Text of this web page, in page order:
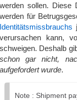
werden sollen. Diese
werden für
Identitätsmissbrauchs
verursachen kann,
schweigen. Deshalb
schon gar nicht,
aufgefordert wurde.
Note : Shipment